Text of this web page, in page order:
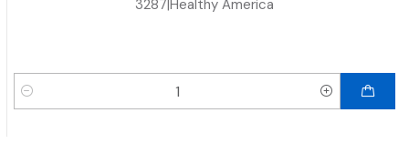
3287|Healthy America
Cantidad